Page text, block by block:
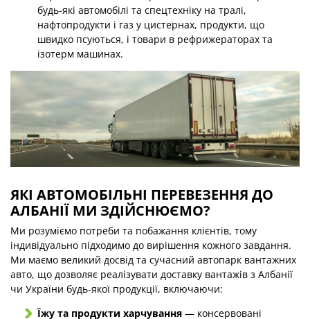
будь-які автомобілі та спецтехніку на тралі,
нафтопродукти і газ у цистернах, продукти, що
швидко псуються, і товари в рефрижераторах та
ізотерм машинах.
ЯКІ АВТОМОБІЛЬНІ ПЕРЕВЕЗЕННЯ ДО
АЛБАНІЇ МИ ЗДІЙСНЮЄМО?
Ми розуміємо потреби та побажання клієнтів, тому
індивідуально підходимо до вирішення кожного завдання.
Ми маємо великий досвід та сучасний автопарк вантажних
авто, що дозволяє реалізувати доставку вантажів з Албанії
чи України будь-якої продукції, включаючи:
Їжу та продукти харчування— консервовані